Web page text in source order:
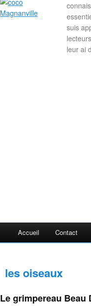
suis
leur ai
Accueil Contact
les oiseaux
Le grimpereau Beau